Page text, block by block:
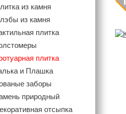
колотая брусчатка
дорожный
радиусный
гранитный ГП4
из камня
плитка
из камня
слэбы
плитка
плита
плитка
и Плашка
заборы
ворота и калитки
природный
отсыпка